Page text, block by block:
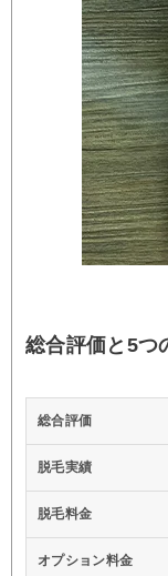
総合評価と5つ
総合評価
脱毛実績
脱毛料金
オプション料金